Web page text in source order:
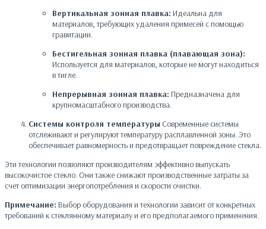
Вертикальная зонная плавка: Идеальна для
материалов, требующих удаления примесей с помощью
гравитации.
Бестигельная зонная плавка (плавающая зона):
Используется для материалов, которые не могут находиться
в тигле.
Непрерывная зонная плавка: Предназначена для
крупномасштабного производства.
Системы контроля температуры Современные системы
отслеживают и регулируют температуру расплавленной зоны. Это
обеспечивает равномерность и предотвращает повреждение стекла.
Эти технологии позволяют производителям эффективно выпускать
высокочистое стекло. Они также снижают производственные затраты за
счет оптимизации энергопотребления и скорости очистки.
Примечание: Выбор оборудования и технологии зависит от конкретных
требований к стеклянному материалу и его предполагаемого применения.